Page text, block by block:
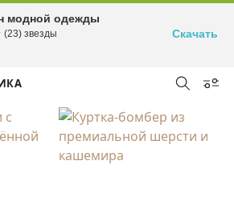
модной одежды
(23) звезды
Скачать